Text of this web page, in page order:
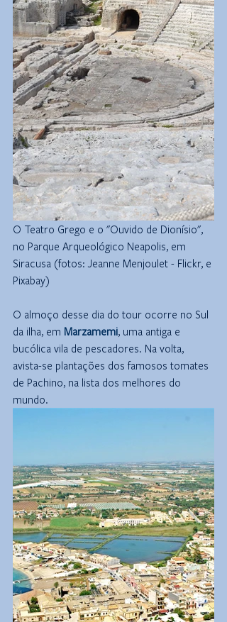
O Teatro Grego e o "Ouvido de Dionísio",
no Parque Arqueológico Neapolis, em
Siracusa (fotos: Jeanne Menjoulet - Flickr, e
Pixabay)
O almoço desse dia do tour ocorre no Sul
da ilha, em Marzamemi, uma antiga e
bucólica vila de pescadores. Na volta,
avista-se plantações dos famosos tomates
de Pachino, na lista dos melhores do
mundo.